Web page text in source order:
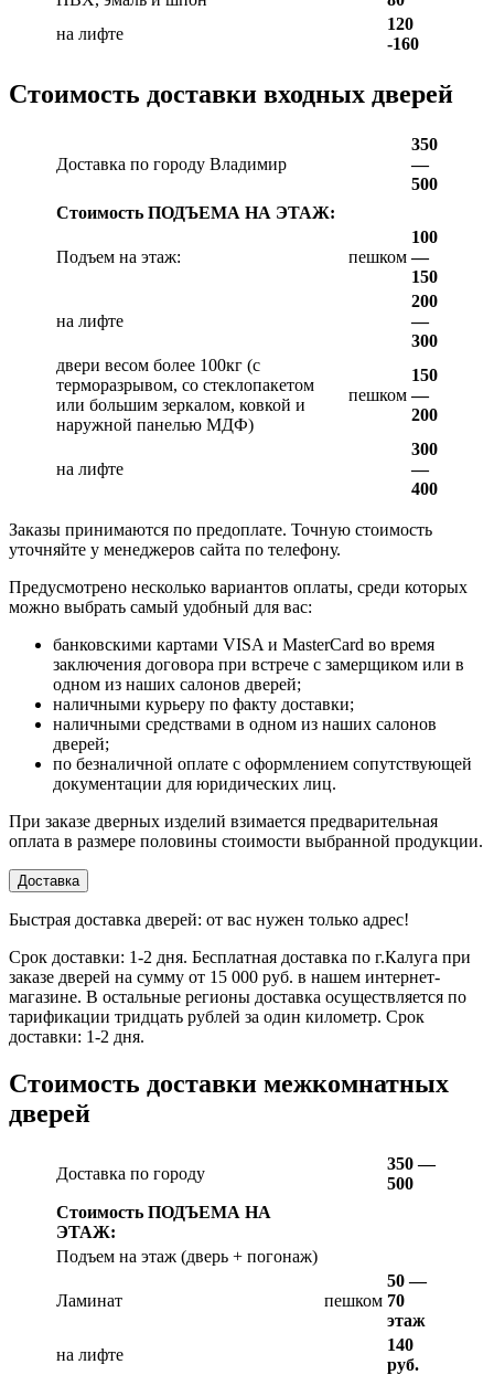
на лифте
120
-160
Стоимость доставки входных дверей
Доставка по городу Владимир
350
—
500
Стоимость ПОДЪЕМА НА ЭТАЖ:
Подъем на этаж: пешком
100
—
150
на лифте
200
—
300
двери весом более 100кг (с
терморазрывом, со стеклопакетом
или большим зеркалом, ковкой и
наружной панелью МДФ)
пешком
150
—
200
на лифте
300
—
400
Заказы принимаются по предоплате. Точную стоимость
уточняйте у менеджеров сайта по телефону.
Предусмотрено несколько вариантов оплаты, среди которых
можно выбрать самый удобный для вас:
банковскими картами VISA и MasterCard во время
заключения договора при встрече с замерщиком или в
одном из наших салонов дверей;
наличными курьеру по факту доставки;
наличными средствами в одном из наших салонов
дверей;
по безналичной оплате с оформлением сопутствующей
документации для юридических лиц.
При заказе дверных изделий взимается предварительная
оплата в размере половины стоимости выбранной продукции.
Доставка
Быстрая доставка дверей: от вас нужен только адрес!
Срок доставки: 1-2 дня. Бесплатная доставка по г.Калуга при
заказе дверей на сумму от 15 000 руб. в нашем интернет-
магазине. В остальные регионы доставка осуществляется по
тарификации тридцать рублей за один километр. Срок
доставки: 1-2 дня.
Стоимость доставки межкомнатных
дверей
Доставка по городу
350 —
500
Стоимость ПОДЪЕМА НА
ЭТАЖ:
Подъем на этаж (дверь + погонаж)
Ламинат пешком
50 —
70
этаж
на лифте
140
руб.